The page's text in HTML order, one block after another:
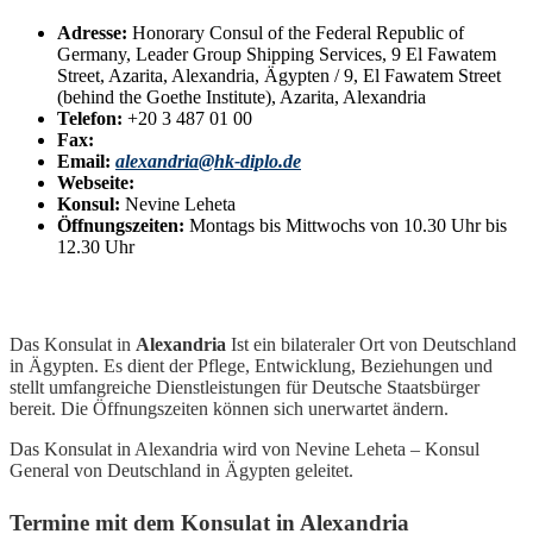
Adresse: Honorary Consul of the Federal Republic of
Germany, Leader Group Shipping Services, 9 El Fawatem
Street, Azarita, Alexandria, Ägypten / 9, El Fawatem Street
(behind the Goethe Institute), Azarita, Alexandria
Telefon: +20 3 487 01 00
Fax:
Email: alexandria@hk-diplo.de
Webseite:
Konsul: Nevine Leheta
Öffnungszeiten: Montags bis Mittwochs von 10.30 Uhr bis
12.30 Uhr
Das Konsulat in Alexandria Ist ein bilateraler Ort von Deutschland
in Ägypten. Es dient der Pflege, Entwicklung, Beziehungen und
stellt umfangreiche Dienstleistungen für Deutsche Staatsbürger
bereit. Die Öffnungszeiten können sich unerwartet ändern.
Das Konsulat in Alexandria wird von Nevine Leheta – Konsul
General von Deutschland in Ägypten geleitet.
Termine mit dem Konsulat in Alexandria